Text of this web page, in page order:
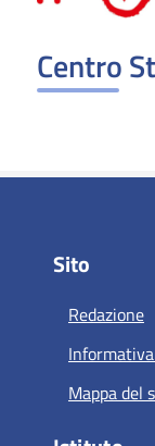
Centro
Sito
Redazione
Mappa del